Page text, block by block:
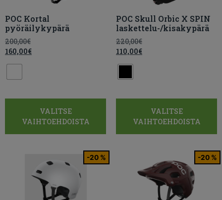
POC Kortal
pyöräilykypärä
200,00€
160,00€
VALITSE
VAIHTOEHDOISTA
POC Skull Orbic X SPIN
laskettelu-/kisakypärä
220,00€
110,00€
VALITSE
VAIHTOEHDOISTA
-20 % -20 %